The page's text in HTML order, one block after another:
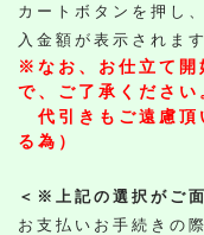
カートボタンを押し
入金額が表示されます
※なお、お仕立て開
で、ご了承ください
代引きもご遠慮頂
る為）
＜※上記の選択がご
お支払いお手続きの